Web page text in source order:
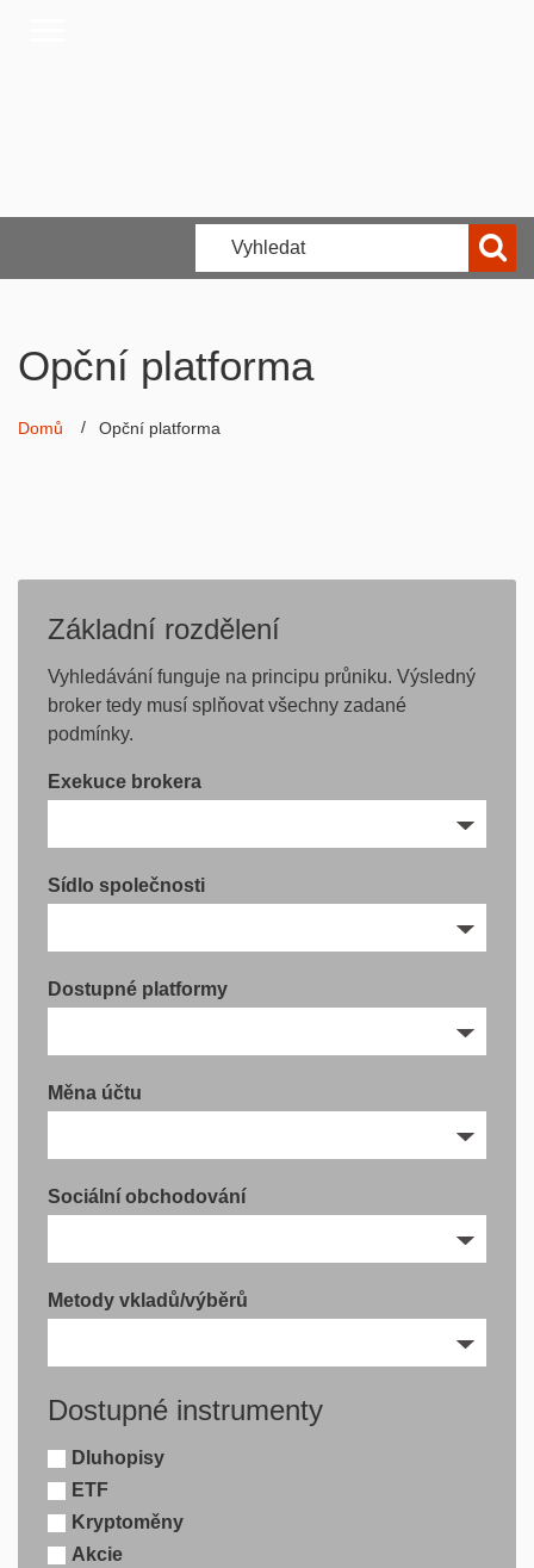
Opční platforma
Domů Opční platforma
Základní rozdělení
Vyhledávání funguje na principu průniku. Výsledný
broker tedy musí splňovat všechny zadané
podmínky.
Exekuce brokera
Sídlo společnosti
Dostupné platformy
Měna účtu
Sociální obchodování
Metody vkladů/výběrů
Dostupné instrumenty
Dluhopisy
ETF
Kryptoměny
Akcie